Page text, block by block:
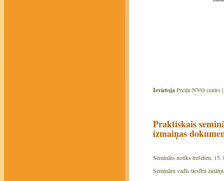
IevietojaPreiļu NVO centrs |
Praktiskais
izmaiņas
Seminārs notikstrešdien, 15.
Semināru vadīstiesību